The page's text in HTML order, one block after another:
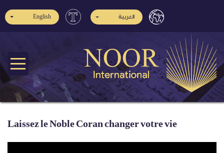
العربية English
Laissez le Noble Coran changer votre vie